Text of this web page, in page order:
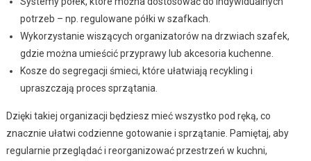
potrzeb – np. regulowane półki w szafkach.
Wykorzystanie wiszących organizatorów na drzwiach szafek,
gdzie można umieścić przyprawy lub akcesoria kuchenne.
Kosze do segregacji śmieci, które ułatwiają recykling i
upraszczają proces sprzątania.
Dzięki takiej organizacji będziesz mieć wszystko pod ręką, co
znacznie ułatwi codzienne gotowanie i sprzątanie. Pamiętaj, aby
regularnie przeglądać i reorganizować przestrzeń w kuchni,